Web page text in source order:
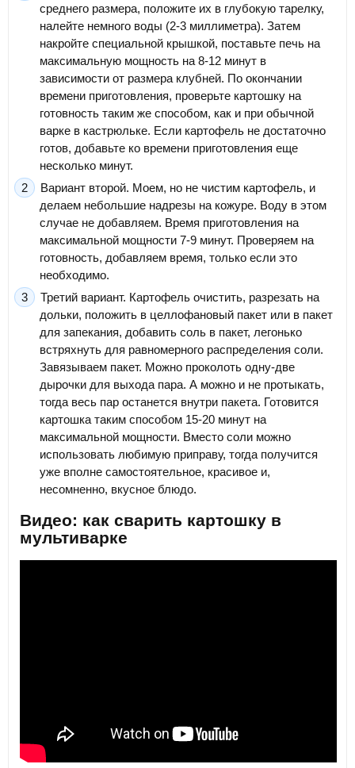
среднего размера, положите их в глубокую тарелку,
налейте немного воды (2-3 миллиметра). Затем
накройте специальной крышкой, поставьте печь на
максимальную мощность на 8-12 минут в
зависимости от размера клубней. По окончании
времени приготовления, проверьте картошку на
готовность таким же способом, как и при обычной
варке в кастрюльке. Если картофель не достаточно
готов, добавьте ко времени приготовления еще
несколько минут.
Вариант второй. Моем, но не чистим картофель, и
делаем небольшие надрезы на кожуре. Воду в этом
случае не добавляем. Время приготовления на
максимальной мощности 7-9 минут. Проверяем на
готовность, добавляем время, только если это
необходимо.
Третий вариант. Картофель очистить, разрезать на
дольки, положить в целлофановый пакет или в пакет
для запекания, добавить соль в пакет, легонько
встряхнуть для равномерного распределения соли.
Завязываем пакет. Можно проколоть одну-две
дырочки для выхода пара. А можно и не протыкать,
тогда весь пар останется внутри пакета. Готовится
картошка таким способом 15-20 минут на
максимальной мощности. Вместо соли можно
использовать любимую приправу, тогда получится
уже вполне самостоятельное, красивое и,
несомненно, вкусное блюдо.
Видео: как сварить картошку в
мультиварке